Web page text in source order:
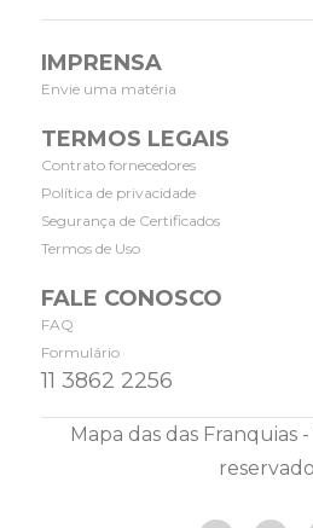
IMPRENSA
Envie uma matéria
TERMOS LEGAIS
Contrato fornecedores
Política de privacidade
Segurança de Certificados
Termos de Uso
FALE CONOSCO
FAQ
Formulário
11 3862 2256
Mapa das das Franquias